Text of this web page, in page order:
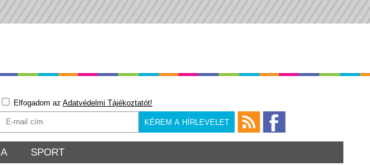
Elfogadom az Adatvédelmi Tájékoztatót!
SPORT